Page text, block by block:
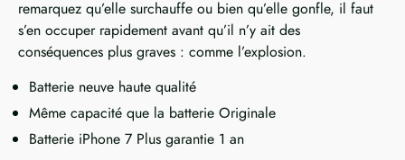
remarquez qu’elle surchauffe ou bien qu’elle gonfle, il faut
s’en occuper rapidement avant qu’il n’y ait des
conséquences plus graves : comme l’explosion.
Batterie neuve haute qualité
Même capacité que la batterie Originale
Batterie iPhone 7 Plus garantie 1 an